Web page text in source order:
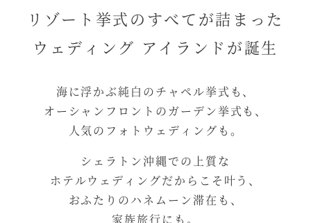
リゾート挙式のすべてが詰まった
ウェディング アイランドが誕生
海に浮かぶ純白のチャペル挙式も、
オーシャンフロントのガーデン挙式も、
人気のフォトウェディングも。
シェラトン沖縄での上質な
ホテルウェディングだからこそ叶う、
おふたりのハネムーン滞在も、
家族旅行にも。